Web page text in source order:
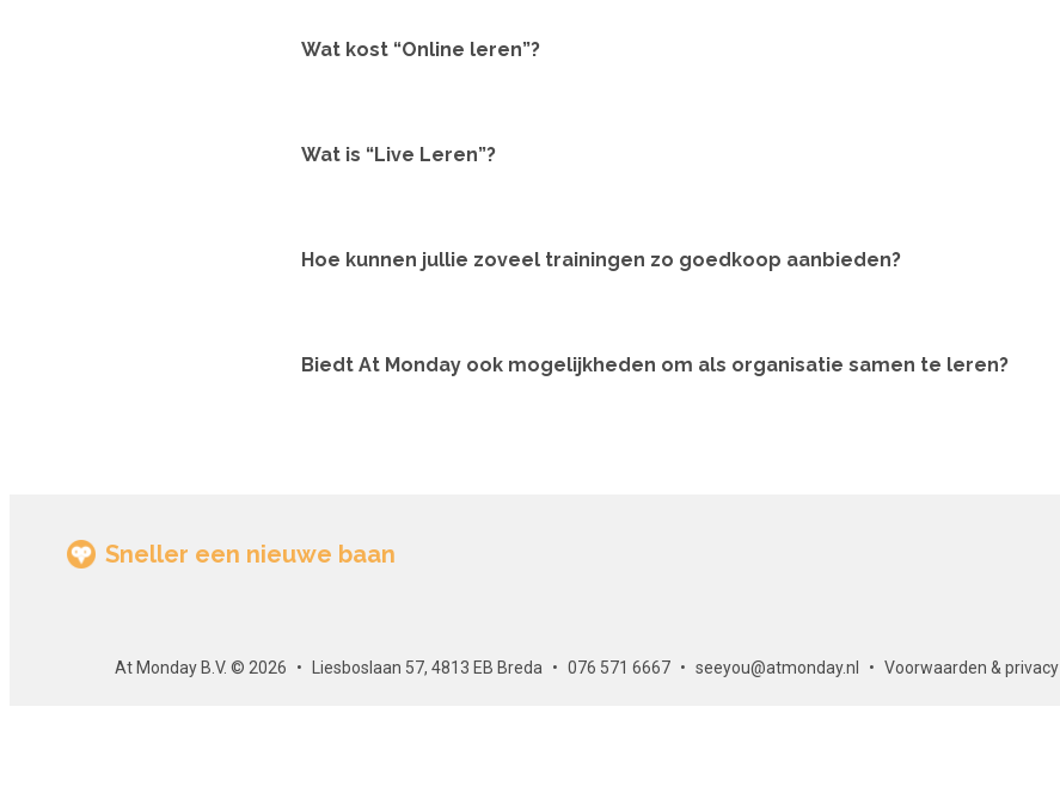
Wat kost “Online leren”?
Wat is “Live Leren”?
Hoe kunnen jullie zoveel trainingen zo goedkoop aanbieden?
Biedt At Monday ook mogelijkheden om als organisatie samen te leren?
Sneller een nieuwe baan
At Monday B.V. © 2026 Liesboslaan 57, 4813 EB Breda 076 571 6667 seeyou@atmonday.nl Voorwaarden & privacy